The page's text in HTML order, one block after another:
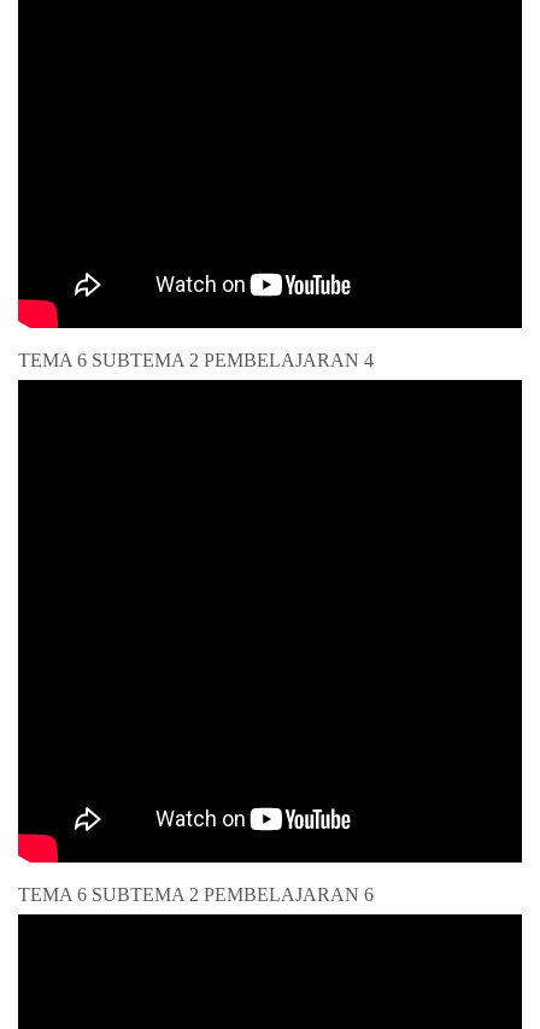
TEMA 6 SUBTEMA 2 PEMBELAJARAN 4
TEMA 6 SUBTEMA 2 PEMBELAJARAN 6